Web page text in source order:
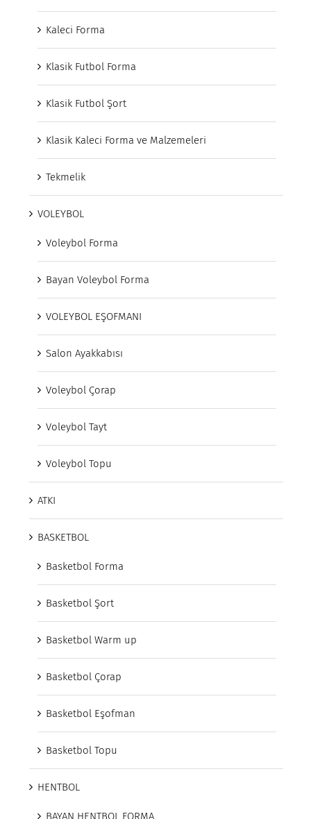
Kaleci Forma
Klasik Futbol Forma
Klasik Futbol Şort
Klasik Kaleci Forma ve Malzemeleri
Tekmelik
VOLEYBOL
Voleybol Forma
Bayan Voleybol Forma
VOLEYBOL EŞOFMANI
Salon Ayakkabısı
Voleybol Çorap
Voleybol Tayt
Voleybol Topu
ATKI
BASKETBOL
Basketbol Forma
Basketbol Şort
Basketbol Warm up
Basketbol Çorap
Basketbol Eşofman
Basketbol Topu
HENTBOL
BAYAN HENTBOL FORMA